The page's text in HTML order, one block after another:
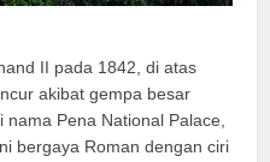
II pada 1842, di atas
akibat gempa besar
Pena National Palace,
bergaya Roman dengan ciri